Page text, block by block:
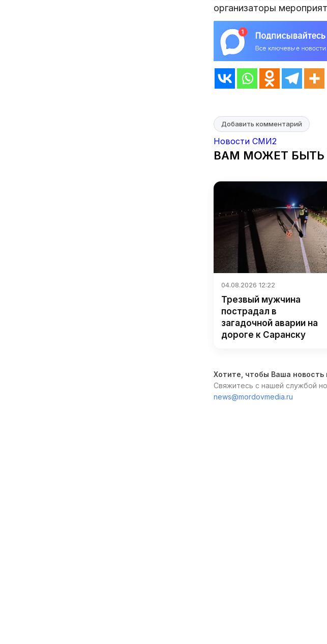
организаторы
Добавить комментарий
Новости СМИ2
ВАМ МОЖЕТ БЫТЬ
04.08.2026 12:22
Трезвый мужчина
пострадал в
загадочной аварии на
дороге к Саранску
Хотите, чтобы Ваша новость
Свяжитесь с нашей службой
news@mordovmedia.ru